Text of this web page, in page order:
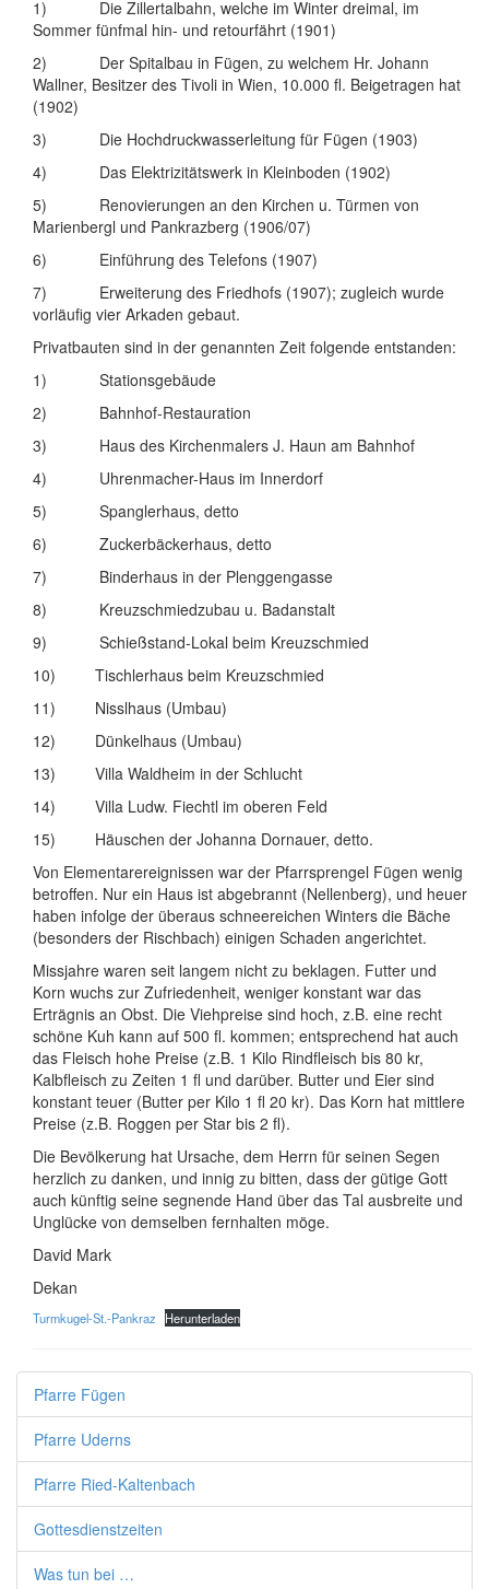
1) Die Zillertalbahn, welche im Winter dreimal, im
Sommer fünfmal hin- und retourfährt (1901)
2) Der Spitalbau in Fügen, zu welchem Hr. Johann
Wallner, Besitzer des Tivoli in Wien, 10.000 fl. Beigetragen hat
(1902)
3) Die Hochdruckwasserleitung für Fügen (1903)
4) Das Elektrizitätswerk in Kleinboden (1902)
5) Renovierungen an den Kirchen u. Türmen von
Marienbergl und Pankrazberg (1906/07)
6) Einführung des Telefons (1907)
7) Erweiterung des Friedhofs (1907); zugleich wurde
vorläufig vier Arkaden gebaut.
Privatbauten sind in der genannten Zeit folgende entstanden:
1) Stationsgebäude
2) Bahnhof-Restauration
3) Haus des Kirchenmalers J. Haun am Bahnhof
4) Uhrenmacher-Haus im Innerdorf
5) Spanglerhaus, detto
6) Zuckerbäckerhaus, detto
7) Binderhaus in der Plenggengasse
8) Kreuzschmiedzubau u. Badanstalt
9) Schießstand-Lokal beim Kreuzschmied
10) Tischlerhaus beim Kreuzschmied
11) Nisslhaus (Umbau)
12) Dünkelhaus (Umbau)
13) Villa Waldheim in der Schlucht
14) Villa Ludw. Fiechtl im oberen Feld
15) Häuschen der Johanna Dornauer, detto.
Von Elementarereignissen war der Pfarrsprengel Fügen wenig
betroffen. Nur ein Haus ist abgebrannt (Nellenberg), und heuer
haben infolge der überaus schneereichen Winters die Bäche
(besonders der Rischbach) einigen Schaden angerichtet.
Missjahre waren seit langem nicht zu beklagen. Futter und
Korn wuchs zur Zufriedenheit, weniger konstant war das
Erträgnis an Obst. Die Viehpreise sind hoch, z.B. eine recht
schöne Kuh kann auf 500 fl. kommen; entsprechend hat auch
das Fleisch hohe Preise (z.B. 1 Kilo Rindfleisch bis 80 kr,
Kalbfleisch zu Zeiten 1 fl und darüber. Butter und Eier sind
konstant teuer (Butter per Kilo 1 fl 20 kr). Das Korn hat mittlere
Preise (z.B. Roggen per Star bis 2 fl).
Die Bevölkerung hat Ursache, dem Herrn für seinen Segen
herzlich zu danken, und innig zu bitten, dass der gütige Gott
auch künftig seine segnende Hand über das Tal ausbreite und
Unglücke von demselben fernhalten möge.
David Mark
Dekan
Turmkugel-St.-Pankraz Herunterladen
Pfarre Fügen
Pfarre Uderns
Pfarre Ried-Kaltenbach
Gottesdienstzeiten
Was tun bei …